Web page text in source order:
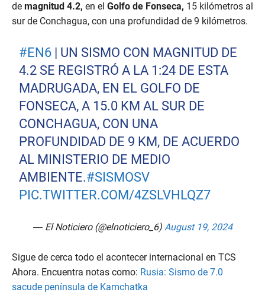
de magnitud 4.2, en el Golfo de Fonseca, 15 kilómetros al
sur de Conchagua, con una profundidad de 9 kilómetros.
#EN6 | UN SISMO CON MAGNITUD DE
4.2 SE REGISTRÓ A LA 1:24 DE ESTA
MADRUGADA, EN EL GOLFO DE
FONSECA, A 15.0 KM AL SUR DE
CONCHAGUA, CON UNA
PROFUNDIDAD DE 9 KM, DE ACUERDO
AL MINISTERIO DE MEDIO
AMBIENTE.#SISMOSV
PIC.TWITTER.COM/4ZSLVHLQZ7
— El Noticiero (@elnoticiero_6) August 19, 2024
Sigue de cerca todo el acontecer internacional en TCS
Ahora. Encuentra notas como: Rusia: Sismo de 7.0
sacude península de Kamchatka